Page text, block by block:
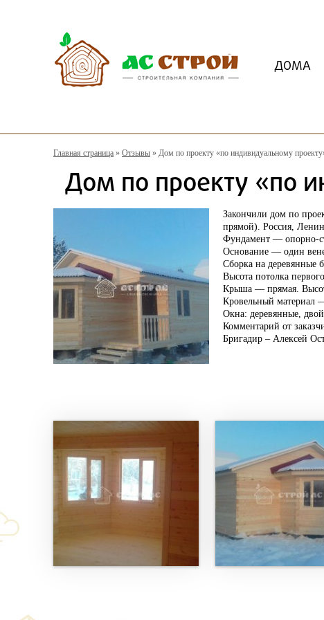
ДОМА
Главная страница » Отзывы » Дом по проекту «по индивидуальному
Дом по проекту «по
Закончили дом по
прямой). Россия,
Фундамент — опорно-
Основание — один
Сборка на деревянные
Высота потолка
Крыша — прямая.
Кровельный материал
Окна: деревянные,
Комментарий от
Бригадир – Алексей